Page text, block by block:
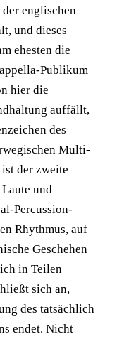
englischen
und dieses
ehesten die
Publikum
hier die
auffällt,
des
Multi-
der zweite
und
Percussion-
Rhythmus, auf
Geschehen
in Teilen
sich an,
des tatsächlich
endet. Nicht